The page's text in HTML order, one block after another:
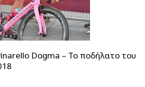
Dogma – Το ποδήλατο του